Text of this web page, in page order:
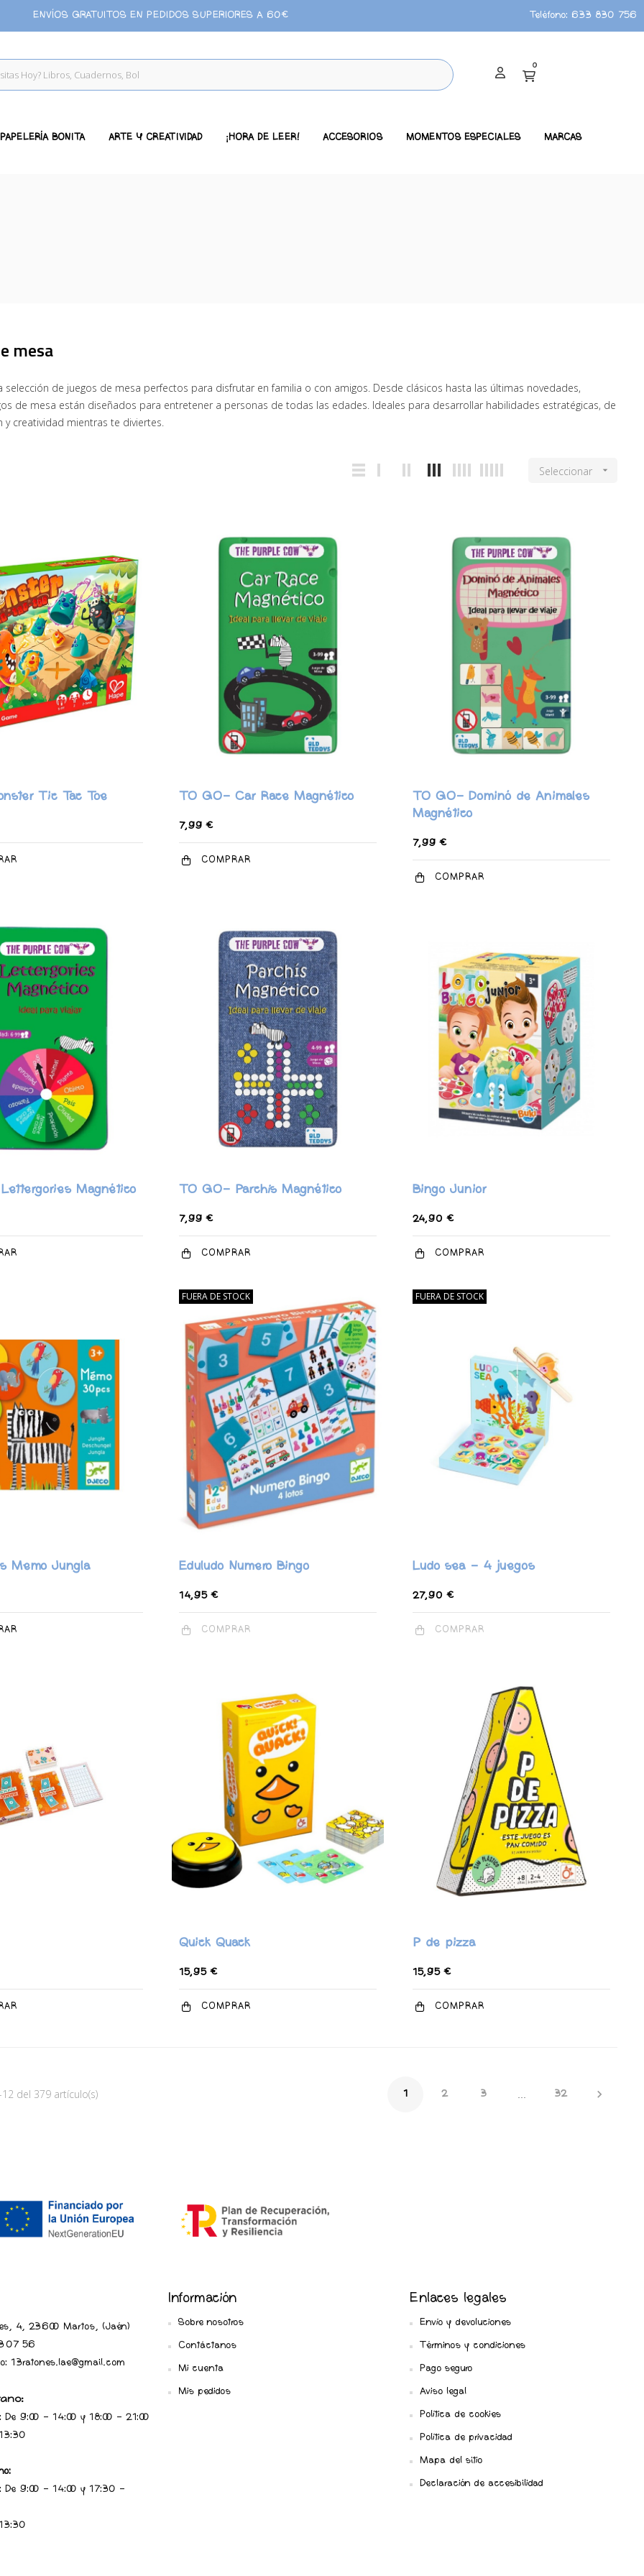
ENVÍOS GRATUITOS EN PEDIDOS SUPERIORES A 60€ Teléfono: 633 830 756
0
PAPELERÍA BONITA ARTE Y CREATIVIDAD ¡HORA DE LEER! ACCESORIOS MOMENTOS ESPECIALES MARCAS
mesa
selección de juegos de mesa perfectos para disfrutar en familia o con amigos. Desde clásicos hasta las últimas novedades,
de mesa están diseñados para entretener a personas de todas las edades. Ideales para desarrollar habilidades estratégicas, de
y creatividad mientras te diviertes.
Seleccionar 
Tic Tac Toe TO GO- Car Race Magnético
7,99 €
COMPRAR
TO GO- Dominó de Animales
Magnético
7,99 €
COMPRAR
Magnético TO GO- Parchís Magnético
7,99 €
COMPRAR
Bingo Junior
24,90 €
COMPRAR
Memo Jungla
FUERA DE STOCK
Eduludo Numero Bingo
14,95 €
COMPRAR
FUERA DE STOCK
Ludo sea - 4 juegos
27,90 €
COMPRAR
Quick Quack
15,95 €
COMPRAR
P de pizza
15,95 €
COMPRAR
del 379 artículo(s) 1 2 3 … 32 
4, 23600 Martos, (Jaén)
07 56
13ratones.lae@gmail.com
De 9:00 - 14:00 y 18:00 - 21:00
De 9:00 - 14:00 y 17:30 -
Información
Sobre nosotros
Contáctanos
Mi cuenta
Mis pedidos
Enlaces legales
Envío y devoluciones
Términos y condiciones
Pago seguro
Aviso legal
Política de cookies
Política de privacidad
Mapa del sitio
Declaración de accesibilidad